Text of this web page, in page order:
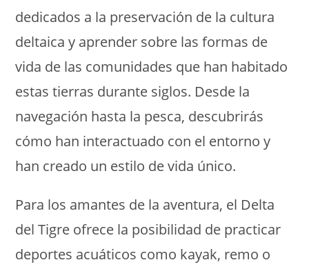
dedicados a la preservación de la cultura
deltaica y aprender sobre las formas de
vida de las comunidades que han habitado
estas tierras durante siglos. Desde la
navegación hasta la pesca, descubrirás
cómo han interactuado con el entorno y
han creado un estilo de vida único.
Para los amantes de la aventura, el Delta
del Tigre ofrece la posibilidad de practicar
deportes acuáticos como kayak, remo o